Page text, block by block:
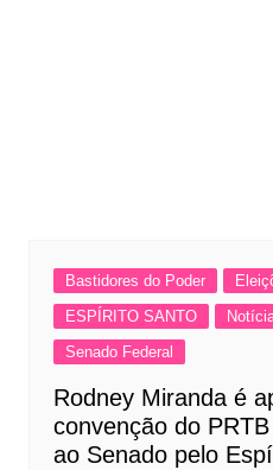
Bastidores do Poder
ESPÍRITO SANTO
Senado Federal
Rodney Miranda é
convenção do
ao Senado pelo